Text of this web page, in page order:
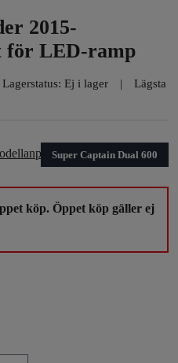
2015-
för LED-ramp
Lagerstatus: Ej i lager
Lägsta
köp. Öppet köp gäller ej
Super Captain Dual 600